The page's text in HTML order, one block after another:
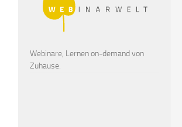
Webinare, Lernen on-demand von
Zuhause.